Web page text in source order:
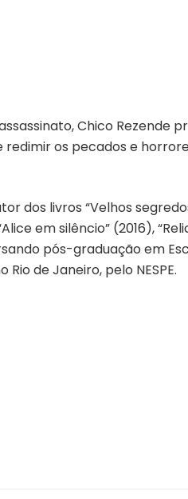
Chico Rezende
os pecados e
dos livros “Velhos
em silêncio” (2016),
pós-graduação em
de Janeiro, pelo NESPE.